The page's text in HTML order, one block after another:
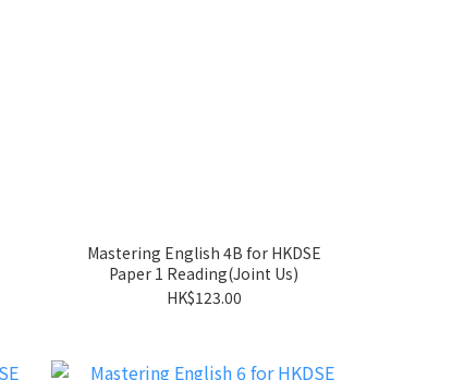
Mastering English 4B for HKDSE
Paper 1 Reading(Joint Us)
HK$123.00